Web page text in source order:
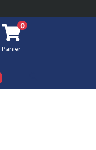
0
Panier